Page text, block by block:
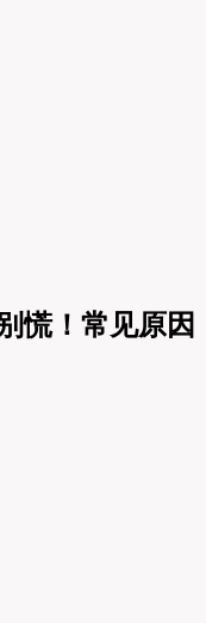
慌！常见原因